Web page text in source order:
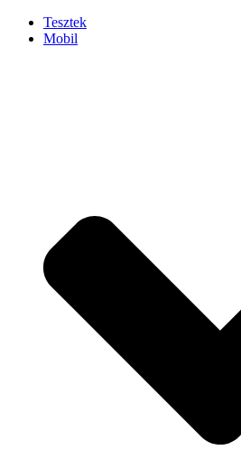
Tesztek
Mobil